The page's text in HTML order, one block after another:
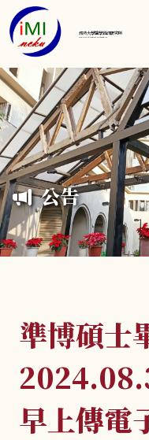
成功大學醫學資訊研究所
Institute of Medical Informatics
公告
準博碩士
早上傳電